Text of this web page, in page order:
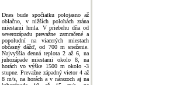
Dnes bude spočiatku polojasno až
oblačno, v nižších polohách zrána
miestami hmla. V priebehu dňa od
severozápadu prevažne zamračené a
popoludní na viacerých miestach
občasný dážď, od 700 m sneženie.
Najvyššia denná teplota 2 až 6, na
juhozápade miestami okolo 8, na
horách vo výške 1500 m okolo -3
stupne. Prevažne západný vietor 4 až
8 m/s, na horách a v nárazoch aj na